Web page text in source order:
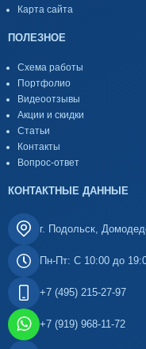
Карта сайта
ПОЛЕЗНОЕ
Схема работы
Портфолио
Видеоотзывы
Акции и скидки
Статьи
Контакты
Вопрос-ответ
КОНТАКТНЫЕ ДАННЫЕ
г. Подольск,
Пн-Пт: С 10:00 до
+7 (495) 215-27-97
+7 (919) 968-11-72